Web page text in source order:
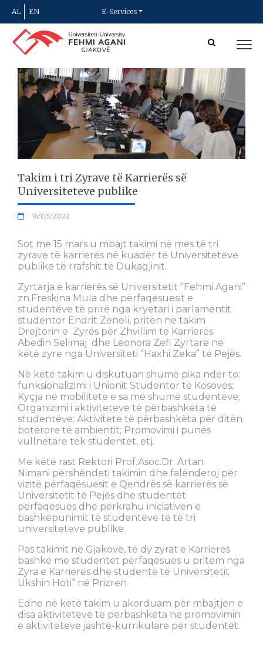
AL EN E-Services
Takim i tri Zyrave të Karrierës së
Universiteteve publike
16/03/2022
Sot me 15 mars u mbajt takimi në mes të tri
zyrave të karrierës në kuadër të Universiteteve
publike të rrafshit të Dukagjinit.
Zyrtarja e karrierës së Universitetit “Fehmi Agani”
zn.Freskina Mula dhe përfaqësuesit e
studentëve të prirë nga kryetari i parlamentit
studentor Endrit Zeneli, pritën në takim
Drejtorin e Zyrës për Zhvillim të Karrierës
Abedin Selimaj dhe Leonora Zefi Zyrtare në
këtë zyre nga Universiteti “Haxhi Zeka” të Pejës.
Në këtë takim u diskutuan shumë pika ndër to:
funksionalizimi i Unionit Studentor të Kosovës;
Kyçja në mobilitete e sa më shumë studentëve;
Organizimi i aktiviteteve të përbashkëta të
studentëve; Aktivitete të përbashkëta për ditën
botërore të ambientit; Promovimi i punës
vullnetare tek studentët, etj.
Me këtë rast Rektori Prof.Asoc.Dr. Artan
Nimani përshëndeti takimin dhe falënderoj për
vizitë përfaqësuesit e Qendrës së karrierës së
Universitetit të Pejës dhe studentët
përfaqësues dhe përkrahu iniciativën e
bashkëpunimit të studentëve të të tri
universiteteve publike.
Pas takimit në Gjakovë, të dy zyrat e Karrierës
bashkë me studentët përfaqësues u pritëm nga
Zyra e Karrierës dhe studentë të Universitetit
Ukshin Hoti“ në Prizren.
Edhe në këtë takim u akorduam për mbajtjen e
disa aktiviteteve të përbashkëta në promovimin
e aktiviteteve jashtë-kurrikulare për studentët.